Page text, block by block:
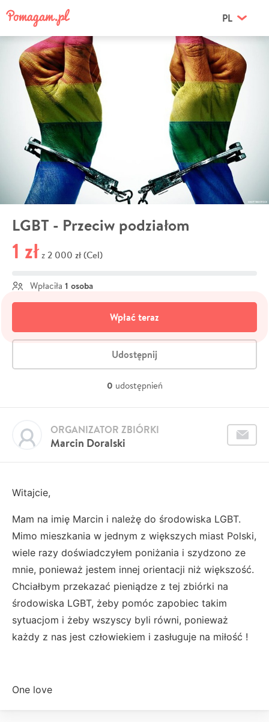
PL
LGBT - Przeciw podziałom
1 zł z 2 000 zł (Cel)
Wpłaciła 1 osoba
Wpłać teraz
Udostępnij
0 udostępnień
Marcin Doralski
ORGANIZATOR ZBIÓRKI
Witajcie,
Mam na imię Marcin i należę do środowiska LGBT.
Mimo mieszkania w jednym z większych miast Polski,
wiele razy doświadczyłem poniżania i szydzono ze
mnie, ponieważ jestem innej orientacji niż większość.
Chciałbym przekazać pieniądze z tej zbiórki na
środowiska LGBT, żeby pomóc zapobiec takim
sytuacjom i żeby wszyscy byli równi, ponieważ
każdy z nas jest człowiekiem i zasługuje na miłość !
One love